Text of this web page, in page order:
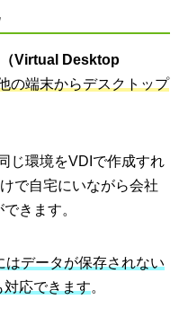
Virtual Desktop
の端末からデスクトップ
じ環境をVDIで作成すれ
で自宅にいながら会社
きます。
データが保存されない
応できます。